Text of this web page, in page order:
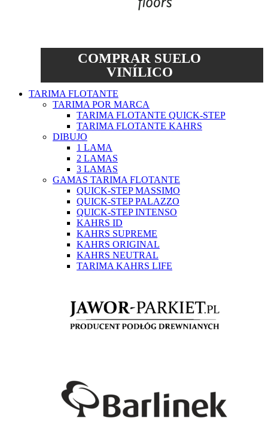
COMPRAR SUELO
VINÍLICO
TARIMA FLOTANTE
TARIMA POR MARCA
TARIMA FLOTANTE QUICK-STEP
TARIMA FLOTANTE KAHRS
DIBUJO
1 LAMA
2 LAMAS
3 LAMAS
GAMAS TARIMA FLOTANTE
QUICK-STEP MASSIMO
QUICK-STEP PALAZZO
QUICK-STEP INTENSO
KAHRS ID
KAHRS SUPREME
KAHRS ORIGINAL
KAHRS NEUTRAL
TARIMA KAHRS LIFE